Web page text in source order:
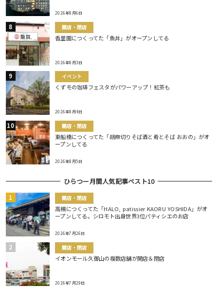
2026年8月6日
開店・閉店
香里園につくってた「魚丼」がオープンしてる
2026年8月3日
イベント
くずモの珈琲フェスタがパワーアップ！紅茶も
2026年8月4日
開店・閉店
東船橋につくってた「胡麻切りそば酒と肴とそば おおの」がオ
ープンしてる
2026年8月5日
ひらつー月間人気記事ベスト10
開店・閉店
高槻につくってた「HALO, patissier KAORU YOSHIDA」がオ
ープンしてる。シロモト出身世界3位パティシエのお店
2026年7月26日
開店・閉店
イオンモール久御山の複数店舗が開店＆閉店
2026年7月29日